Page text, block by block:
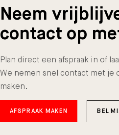
Neem
contact op
Plan direct een afspraak in of
We nemen snel contact met je
maken.
AFSPRAAK MAKEN BEL